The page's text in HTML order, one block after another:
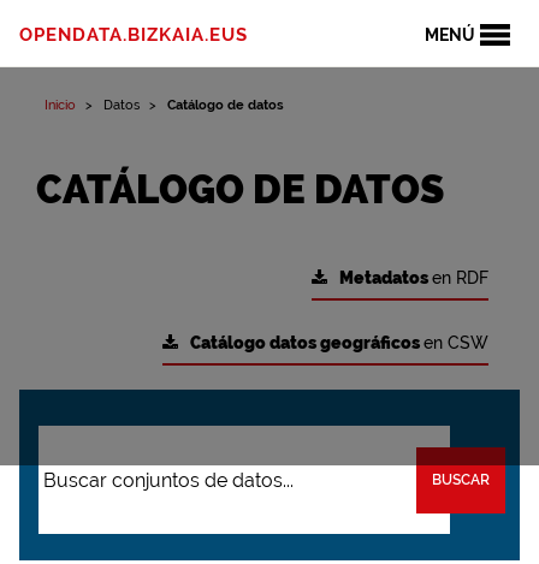
MENÚ
OPENDATA.BIZKAIA.EUS
Inicio Datos Catálogo de datos
CATÁLOGO DE DATOS
Metadatosen RDF
Catálogo datos geográficosen CSW
BUSCAR